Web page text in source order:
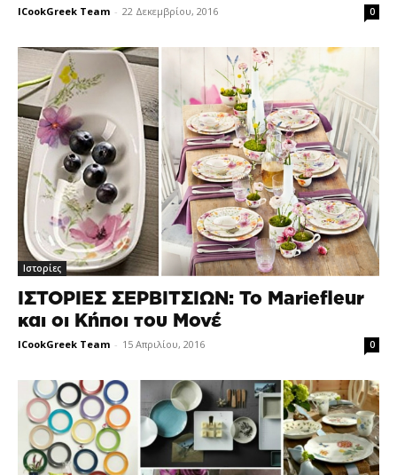
ICookGreek Team - 22 Δεκεμβρίου, 2016 0
Ιστορίες
ΙΣΤΟΡΙΕΣ ΣΕΡΒΙΤΣΙΩΝ: Το Mariefleur
και οι Κήποι του Μονέ
ICookGreek Team - 15 Απριλίου, 2016 0